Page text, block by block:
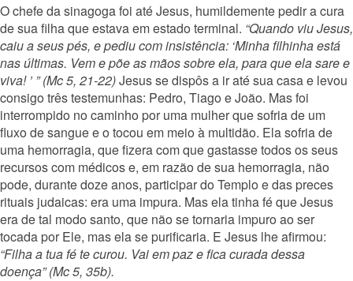
O chefe da sinagoga foi até Jesus, humildemente pedir a cura
de sua filha que estava em estado terminal. “Quando viu Jesus,
caiu a seus pés, e pediu com insistência: ‘Minha filhinha está
nas últimas. Vem e põe as mãos sobre ela, para que ela sare e
viva! ’ ” (Mc 5, 21-22)Jesus se dispôs a ir até sua casa e levou
consigo três testemunhas: Pedro, Tiago e João. Mas foi
interrompido no caminho por uma mulher que sofria de um
fluxo de sangue e o tocou em meio à multidão. Ela sofria de
uma hemorragia, que fizera com que gastasse todos os seus
recursos com médicos e, em razão de sua hemorragia, não
pode, durante doze anos, participar do Templo e das preces
rituais judaicas: era uma impura. Mas ela tinha fé que Jesus
era de tal modo santo, que não se tornaria impuro ao ser
tocada por Ele, mas ela se purificaria. E Jesus lhe afirmou:
“Filha a tua fé te curou. Vai em paz e fica curada dessa
doença” (Mc 5, 35b).